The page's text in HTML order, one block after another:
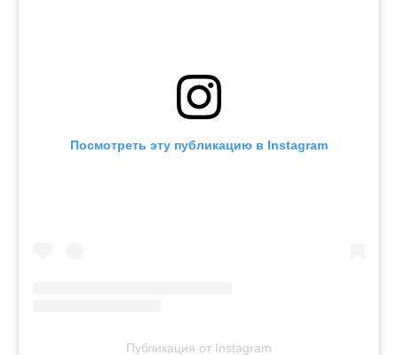
Посмотреть эту публикацию в Instagram
Публикация от Instagram